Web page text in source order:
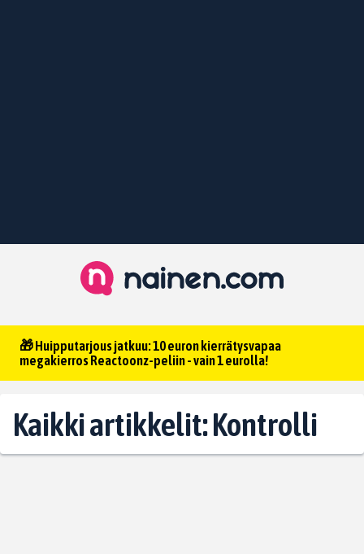
🎁 Huipputarjous jatkuu: 10 euron kierrätysvapaa
megakierros Reactoonz-peliin - vain 1 eurolla!
Kaikki artikkelit: Kontrolli